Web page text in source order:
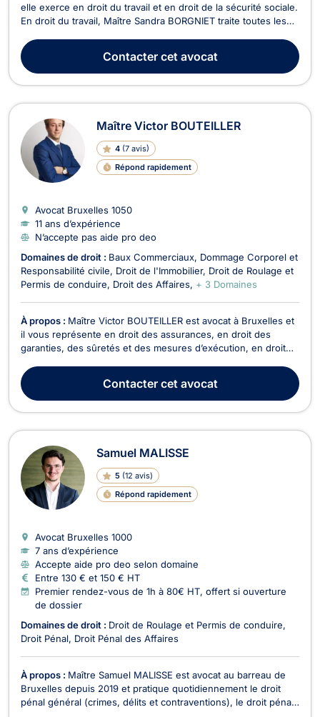
elle exerce en droit du travail et en droit de la sécurité sociale.
En droit du travail, Maître Sandra BORGNIET traite toutes les
ses clients dans le cadre des licenciements (motif grave,
manifestement déraiso...Contactercet avocat
Maître Victor BOUTEILLER
4 (7 avis)
Répond rapidement
Avocat Bruxelles 1050
11 ans d’expérience
N’accepte pas aide pro deo
Domaines de droit : Baux Commerciaux Dommage Corporel et
Responsabilité civile
Droit de l'Immobilier Droit de Roulage et
Permis de conduire
Droit des Affaires + 3 Domaines
À propos : Maître Victor BOUTEILLER est avocat à Bruxelles et
il vous représente en droit des assurances, en droit des
garanties, des sûretés et des mesures d’exécution, en droit
vente. Victor BOUTEILLER vous assiste en droit des
assurances pour assurer le règlement de vos...
Contactercet avocat
Samuel MALISSE
5 (12 avis)
Répond rapidement
Avocat Bruxelles 1000
7 ans d’expérience
Accepte aide pro deo selon domaine
Entre 130 € et 150 € HT
Premier rendez-vous de 1h à 80€ HT, offert si ouverture
de dossier
Domaines de droit : Droit de Roulage et Permis de conduire
Droit Pénal Droit Pénal des Affaires
À propos : Maître Samuel MALISSE est avocat au barreau de
Bruxelles depuis 2019 et pratique quotidiennement le droit
pénal général (crimes, délits et contraventions), le droit pénal